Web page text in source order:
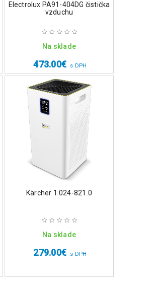
Electrolux PA91-404DG čistička
vzduchu
Na sklade
473.00€ s DPH
Kärcher 1.024-821.0
Na sklade
279.00€ s DPH